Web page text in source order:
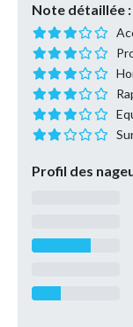
Note détaillée :
Profil des